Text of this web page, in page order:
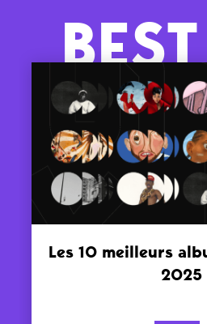
Les 10 meilleurs
2025